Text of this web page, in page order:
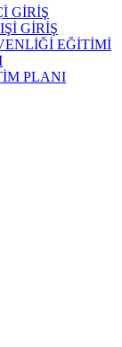
GİRİŞ
GİRİŞ
EĞİTİMİ
PLANI